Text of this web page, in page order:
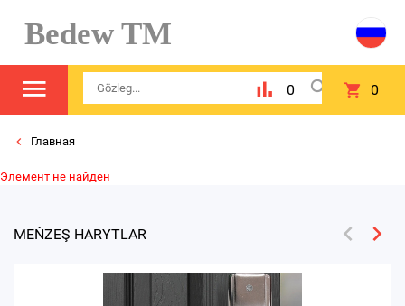
Bedew TM
0 0
Главная
Элемент не найден
MEŇZEŞ HARYTLAR